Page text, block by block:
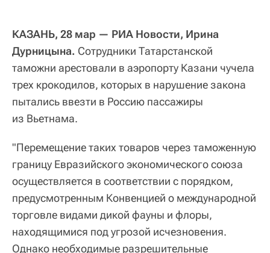
КАЗАНЬ, 28 мар — РИА Новости, Ирина
Дурницына. Сотрудники Татарстанской
таможни арестовали в аэропорту Казани чучела
трех крокодилов, которых в нарушение закона
пытались ввезти в Россию пассажиры
из Вьетнама.
"Перемещение таких товаров через таможенную
границу Евразийского экономического союза
осуществляется в соответствии с порядком,
предусмотренным Конвенцией о международной
торговле видами дикой фауны и флоры,
находящимися под угрозой исчезновения.
Однако необходимые разрешительные